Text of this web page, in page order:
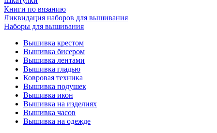
Книги по вязанию
Ликвидация наборов для вышивания
Наборы для вышивания
Вышивка крестом
Вышивка бисером
Вышивка лентами
Вышивка гладью
Ковровая техника
Вышивка подушек
Вышивка икон
Вышивка на изделиях
Вышивка часов
Вышивка на одежде